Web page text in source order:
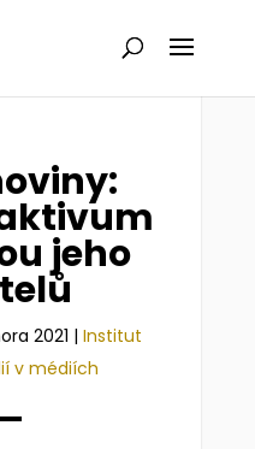
jeho
2021 | Institut
v médiích